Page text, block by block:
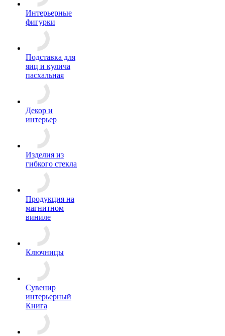
Интерьерные
фигурки
Подставка для
яиц и кулича
пасхальная
Декор и
интерьер
Изделия из
гибкого стекла
Продукция на
магнитном
виниле
Ключницы
Сувенир
интерьерный
Книга